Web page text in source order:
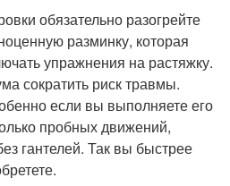
обязательно разогрейте
разминку, которая
упражнения на растяжку.
сократить риск травмы.
если вы выполняете его
пробных движений,
гантелей. Так вы быстрее